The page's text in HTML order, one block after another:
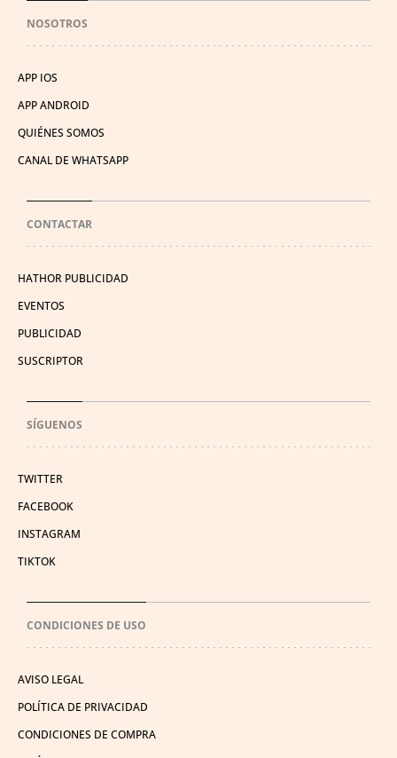
NOSOTROS
APP IOS
APP ANDROID
QUIÉNES SOMOS
CANAL DE WHATSAPP
CONTACTAR
HATHOR PUBLICIDAD
EVENTOS
PUBLICIDAD
SUSCRIPTOR
SÍGUENOS
TWITTER
FACEBOOK
INSTAGRAM
TIKTOK
CONDICIONES DE USO
AVISO LEGAL
POLÍTICA DE PRIVACIDAD
CONDICIONES DE COMPRA